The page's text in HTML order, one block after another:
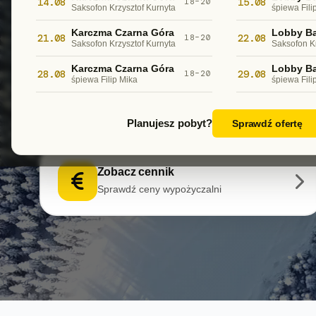
Saksofon Krzysztof Kurnyta śpiewa
21.08 Karczma Czarna Góra
Saksofon Krzysztof Kurnyta
18–20 22.08 Lobby
Saksofon
28.08 Karczma Czarna Góra
śpiewa Filip Mika
18–20 29.08 Lobby
śpiewa
Planujesz pobyt? Sprawdź ofertę
Wybierz najbliższą wypożyczalnię, dobierz
Szybka obsługa, serwis na miejscu i jasny
Zobacz cennik
Sprawdź ceny wypożyczalni